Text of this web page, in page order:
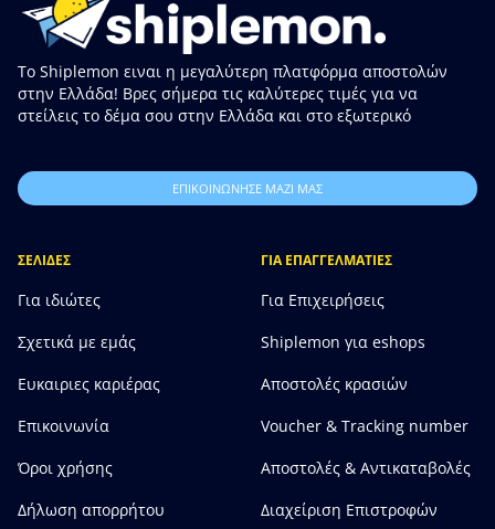
Το Shiplemon ειναι η μεγαλύτερη πλατφόρμα αποστολών
στην Ελλάδα! Βρες σήμερα τις καλύτερες τιμές για να
στείλεις το δέμα σου στην Ελλάδα και στο εξωτερικό
ΕΠΙΚΟΙΝΩΝΗΣΕ ΜΑΖΙ ΜΑΣ
ΣΕΛΙΔΕΣ
Για ιδιώτες
Σχετικά με εμάς
Ευκαιριες καριέρας
Επικοινωνία
Όροι χρήσης
Δήλωση απορρήτου
ΓΙΑ ΕΠΑΓΓΕΛΜΑΤΙΕΣ
Για Επιχειρήσεις
Shiplemon για eshops
Αποστολές κρασιών
Voucher & Tracking number
Αποστολές & Αντικαταβολές
Διαχείριση Επιστροφών